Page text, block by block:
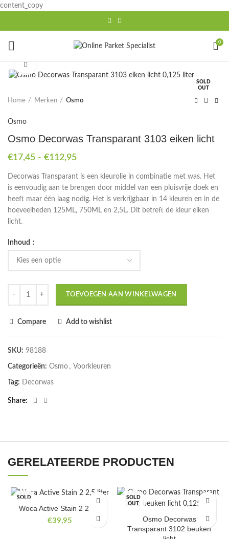
content_copy
0
SOLD
OUT
Home Merken Osmo
Osmo
Osmo Decorwas Transparant 3103 eiken licht
€17,45 - €112,95Prijsklasse:
tot
€112,95
Decorwas Transparant is een kleurolie in combinatie met was. Het
is eenvoudig aan te brengen door middel van een pluisvrije doek en
heeft maar één laag nodig. Het is verkrijgbaar in 14 kleuren en in de
hoeveelheden 125ML, 750ML en 2,5L. Dit betreft de kleur eiken
licht.
Inhoud
TOEVOEGEN AAN WINKELWAGEN
Compare Add to wishlist
SKU: 98188
Categorieën: Osmo , Voorkleuren
Tag: Decorwas
Share
GERELATEERDE PRODUCTEN
SOLD
Woca Active Stain 2 2,5 L
€39,95
SOLD
OUT
Osmo Decorwas
Transparant 3102 beuken